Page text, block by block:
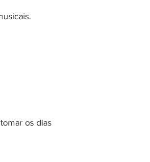
os dias